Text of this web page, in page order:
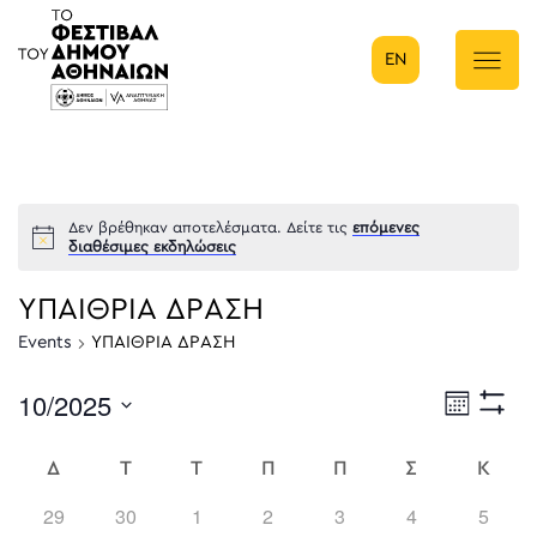
Κύρια πλοήγηση
EN
Δεν βρέθηκαν αποτελέσματα. Δείτε τιςεπόμενες
διαθέσιμες εκδηλώσεις
ΥΠΑΙΘΡΙΑ ΔΡΑΣΗ
Events ΥΠΑΙΘΡΙΑ ΔΡΑΣΗ
Μήνας
10/2025
date.
Calendar
Δ Τ Τ Π Π Σ Κ
0
29
0
30
0
1
0
2
0
3
0
4
0
5